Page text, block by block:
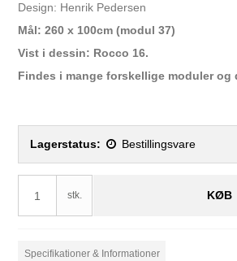
Design: Henrik Pedersen
Mål: 260 x 100cm (modul 37)
Vist i dessin: Rocco 16.
Findes i mange forskellige moduler og
Lagerstatus: Bestillingsvare
stk. KØB
Specifikationer & Informationer